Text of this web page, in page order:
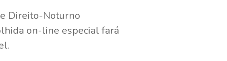
Direito-Noturno
on-line especial fará